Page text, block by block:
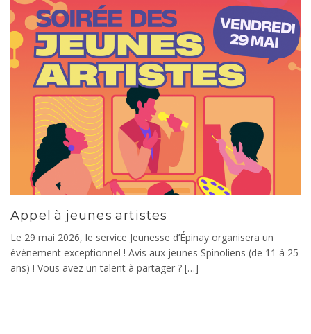
Appel à jeunes artistes
Le 29 mai 2026, le service Jeunesse d’Épinay organisera un
événement exceptionnel ! Avis aux jeunes Spinoliens (de 11 à 25
ans) ! Vous avez un talent à partager ? […]